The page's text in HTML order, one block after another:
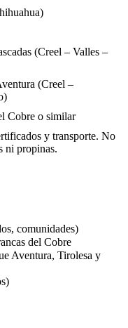
(Creel – Valles –
(Creel –
Cobre o similar
y transporte. No
ni propinas.
comunidades)
del Cobre
Aventura, Tirolesa y